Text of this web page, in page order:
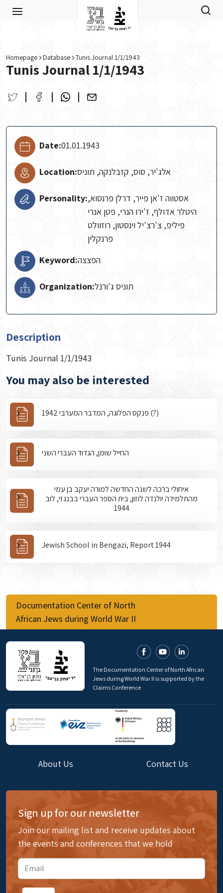
Homepage Database Tunis Journal 1/1/1943
Tunis Journal 1/1/1943
Date:01.01.1943
Location:אלג'יר, סוס, קזבלנקה, תוניס
Personality:אסטווה ז'אן פייר, דרלן פרנסוא,
היטלר אדולף, ז'ירו הנרי, פטן אנרי
פיליפ, צ'רצ'יל וינסטון, רוזוולט
פרנקלין
Keyword:הפצצה
Organization:תוניס ג'ורנל
Description
Tunis Journal 1/1/1943
You may also be interested
פנקס הפלוגה, המדבר המערבי 1942 (?)
החייל שומן, הגדוד העברי השני
איחולי ברכה לשנה החדשה למורה יעקב בן עמי
מהתלמידה יולנדה לוזון, בית הספר העברי בבנגזי, לוב
1944
Jewish School in Bengazi, Report 1944
Documentation Center of North
African Jews during World War II
The Documentation Center of North African
Jews during World War II is supported by the
Claims Conference
About Us Contact Us
Sign up for our newsletter
Join our mailing list and receive updates about
the events and conferences that we hold